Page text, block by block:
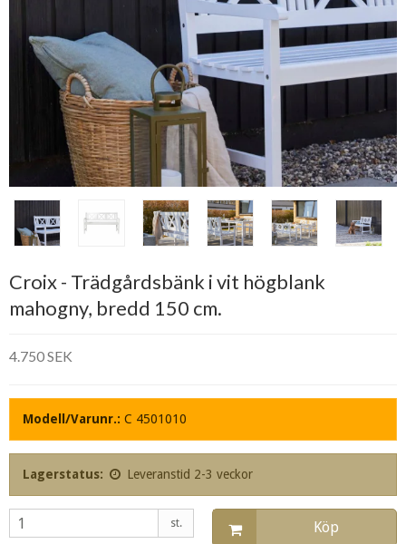
Croix - Trädgårdsbänk i vit högblank
mahogny, bredd 150 cm.
4.750 SEK
Modell/Varunr.: C 4501010
Lagerstatus: Leveranstid 2-3 veckor
st. Köp